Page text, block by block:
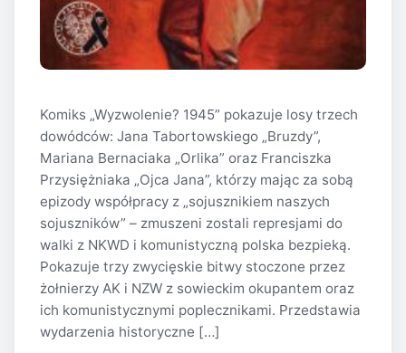
Komiks „Wyzwolenie? 1945” pokazuje losy trzech
dowódców: Jana Tabortowskiego „Bruzdy”,
Mariana Bernaciaka „Orlika” oraz Franciszka
Przysiężniaka „Ojca Jana”, którzy mając za sobą
epizody współpracy z „sojusznikiem naszych
sojuszników” – zmuszeni zostali represjami do
walki z NKWD i komunistyczną polska bezpieką.
Pokazuje trzy zwycięskie bitwy stoczone przez
żołnierzy AK i NZW z sowieckim okupantem oraz
ich komunistycznymi poplecznikami. Przedstawia
wydarzenia historyczne […]